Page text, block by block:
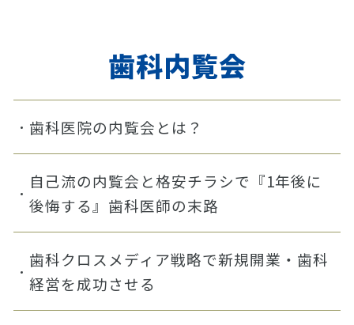
歯科内覧会
歯科医院の内覧会とは？
自己流の内覧会と格安チラシで『1年後に
後悔する』歯科医師の末路
歯科クロスメディア戦略で新規開業・歯科
経営を成功させる